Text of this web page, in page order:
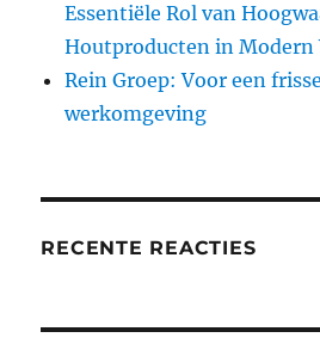
Essentiële Rol van
Houtproducten in
Rein Groep: Voor een
werkomgeving
RECENTE REACTIES